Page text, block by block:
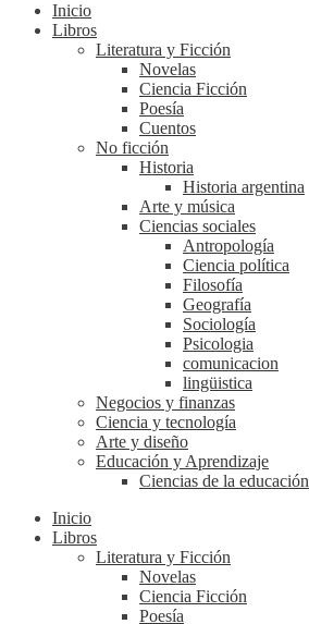
Inicio
Libros
Literatura y Ficción
Novelas
Ciencia Ficción
Poesía
Cuentos
No ficción
Historia
Historia argentina
Arte y música
Ciencias sociales
Antropología
Ciencia política
Filosofía
Geografía
Sociología
Psicologia
comunicacion
lingüistica
Negocios y finanzas
Ciencia y tecnología
Arte y diseño
Educación y Aprendizaje
Ciencias de la educación
Inicio
Libros
Literatura y Ficción
Novelas
Ciencia Ficción
Poesía